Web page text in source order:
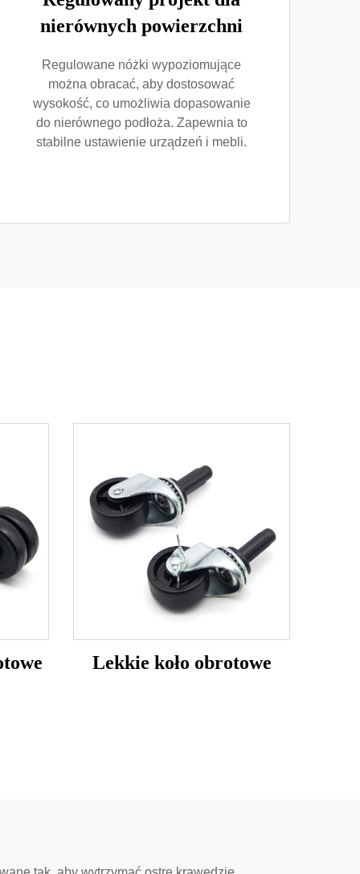
nierównych powierzchni
Regulowane nóżki wypoziomujące
można obracać, aby dostosować
wysokość, co umożliwia dopasowanie
do nierównego podłoża. Zapewnia to
stabilne ustawienie urządzeń i mebli.
Lekkie koło obrotowe